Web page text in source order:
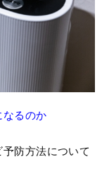
なるのか
防方法について